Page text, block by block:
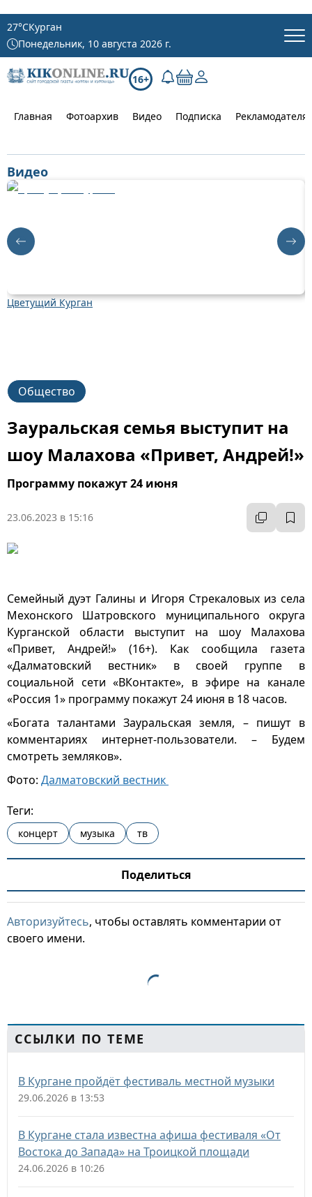
27°CКурган
Понедельник, 10 августа 2026 г.
16+
Главная Фотоархив Видео Подписка
Видео
Цветущий Курган
Общество
Зауральская семья выступит на
шоу Малахова «Привет, Андрей!»
Программу покажут 24 июня
23.06.2023 в 15:16
Семейный дуэт Галины и Игоря Стрекаловых из села
Мехонского Шатровского муниципального округа
Курганской области выступит на шоу Малахова
«Привет, Андрей!» (16+). Как сообщила газета
«Далматовский вестник» в своей группе в
социальной сети «ВКонтакте», в эфире на канале
«Россия 1» программу покажут 24 июня в 18 часов.
«Богата талантами Зауральская земля, – пишут в
комментариях интернет-пользователи. – Будем
смотреть земляков».
Фото: Далматовский вестник
Теги:
концерт музыка тв
Поделиться
Авторизуйтесь, чтобы оставлять комментарии от
своего имени.
ССЫЛКИ ПО ТЕМЕ
В Кургане пройдёт фестиваль местной музыки
29.06.2026 в 13:53
В Кургане стала известна афиша фестиваля «От
Востока до Запада» на Троицкой площади
24.06.2026 в 10:26